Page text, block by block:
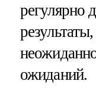
регулярно
ожиданий.